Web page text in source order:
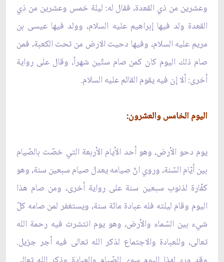
وعشرين من ذي القعدة، فقال له: ليلة خمس وعشرين من ذي
القعدة ولد فيها إبراهيم عليه السلام، وولد فيها عيسى بن
مريم عليه السلام، وفيها دحيت الارض من تحت الكعبة، فمن
صام ذلك اليوم كان كمن صام ستّين شهراً، وقال على رواية
أخرى: ألا إن فيه يقوم القائم عليه السلام.
اليوم الخامس والعشرون:
يوم دحو الأرض، وهو أحد الأيام الأربعة التي خصّت بالصّيام
بين أيّام السّنة، وروي انّ صيامه يعدل صيام سبعين سنة، وهو
كفّارة لذنوب سبعين سنة على رواية أخرى، ومن صام هذا
اليوم وقام ليلته فله عبادة مائة سنة، ويستغفر لمن صامه كلّ
شيء بين السّماء والأرض، وهو يوم انتشرت فيه رحمة الله
تعالى، وللعبادة والاجتماع لذكر الله تعالى فيه أجر جزيل.